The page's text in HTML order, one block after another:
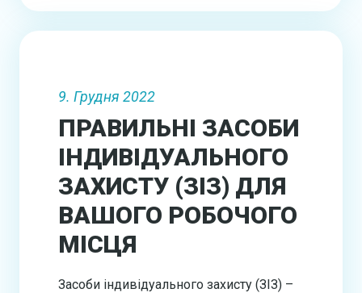
9. Грудня 2022
ПРАВИЛЬНІ ЗАСОБИ
ІНДИВІДУАЛЬНОГО
ЗАХИСТУ (ЗІЗ) ДЛЯ
ВАШОГО РОБОЧОГО
МІСЦЯ
Засоби індивідуального захисту (ЗІЗ) –